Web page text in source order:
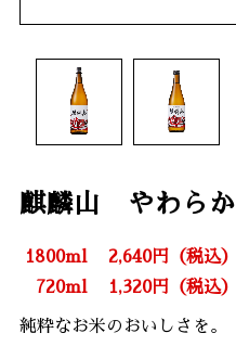
麒麟山 やわらか
1800ml
2,640円（税込）
720ml
1,320円（税込）
純粋なお米のおいしさを。